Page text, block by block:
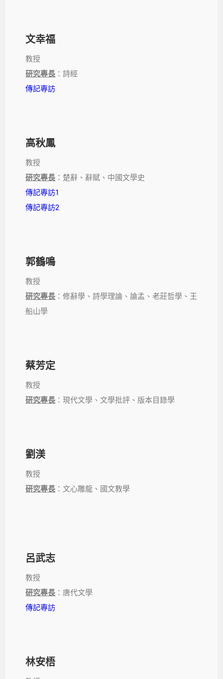
文幸福
教授
研究專長 ：詩經
傳記專訪
高秋鳳
教授
研究專長 ：楚辭、辭賦、中國文學史
傳記專訪1
傳記專訪2
郭鶴鳴
教授
研究專長 ：修辭學、詩學理論、論孟、老莊哲學、王
船山學
蔡芳定
教授
研究專長 ：現代文學、文學批評、版本目錄學
劉渼
教授
研究專長 ：文心雕龍、國文教學
呂武志
教授
研究專長 ：唐代文學
傳記專訪
林安梧